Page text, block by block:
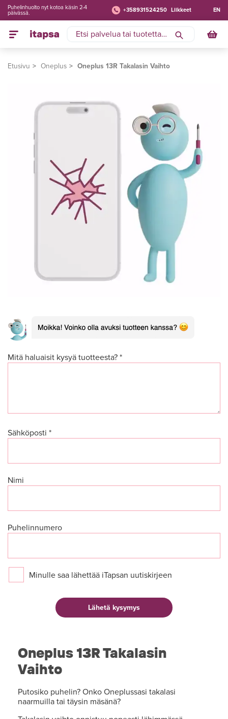
+358931524250 Liikkeet
Puhelinhuolto nyt kotoa käsin 2-4
päivässä.
EN
Etusivu Oneplus Oneplus 13R Takalasin Vaihto
Mitä haluaisit kysyä tuotteesta? *
Sähköposti *
Nimi
Puhelinnumero
Minulle saa lähettää iTapsan uutiskirjeen
Oneplus 13R Takalasin
Vaihto
Putosiko puhelin? Onko Oneplussasi takalasi
naarmuilla tai täysin mäsänä?